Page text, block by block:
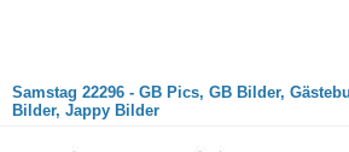
Samstag 22296 - GB Pics, GB Bilder,
Bilder, Jappy Bilder